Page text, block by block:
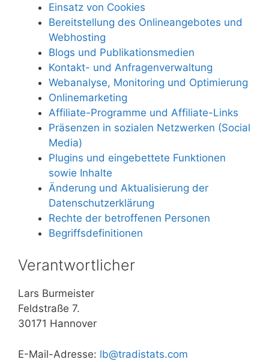
Einsatz von Cookies
Bereitstellung des Onlineangebotes und
Webhosting
Blogs und Publikationsmedien
Kontakt- und Anfragenverwaltung
Webanalyse, Monitoring und Optimierung
Onlinemarketing
Affiliate-Programme und Affiliate-Links
Präsenzen in sozialen Netzwerken (Social
Media)
Plugins und eingebettete Funktionen
sowie Inhalte
Änderung und Aktualisierung der
Datenschutzerklärung
Rechte der betroffenen Personen
Begriffsdefinitionen
Verantwortlicher
Lars Burmeister
Feldstraße 7.
30171 Hannover
E-Mail-Adresse: lb@tradistats.com